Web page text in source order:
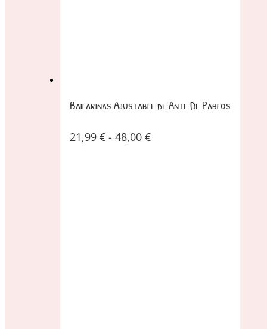
Bailarinas Ajustable de Ante De Pablos
21,99 € - 48,00 €